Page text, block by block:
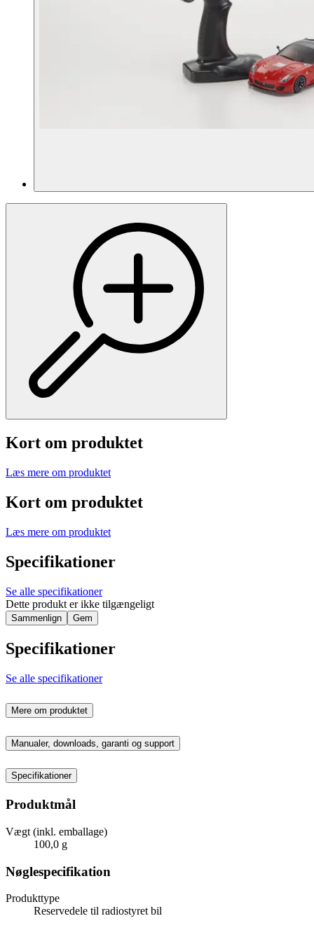
Kort om produktet
Læs mere om produktet
Kort om produktet
Læs mere om produktet
Specifikationer
Se alle specifikationer
Dette produkt er ikke tilgængeligt
Sammenlign Gem
Specifikationer
Se alle specifikationer
Mere om produktet
Manualer, downloads, garanti og support
Specifikationer
Produktmål
Vægt (inkl. emballage)
100,0 g
Nøglespecifikation
Produkttype
Reservedele til radiostyret bil